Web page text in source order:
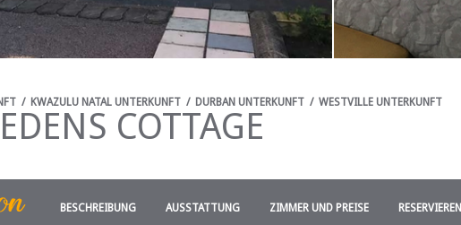
/ KWAZULU NATAL UNTERKUNFT / DURBAN UNTERKUNFT / WESTVILLE UNTERKUNFT
EDENS COTTAGE
BESCHREIBUNG AUSSTATTUNG ZIMMER UND PREISE RESERVIEREN